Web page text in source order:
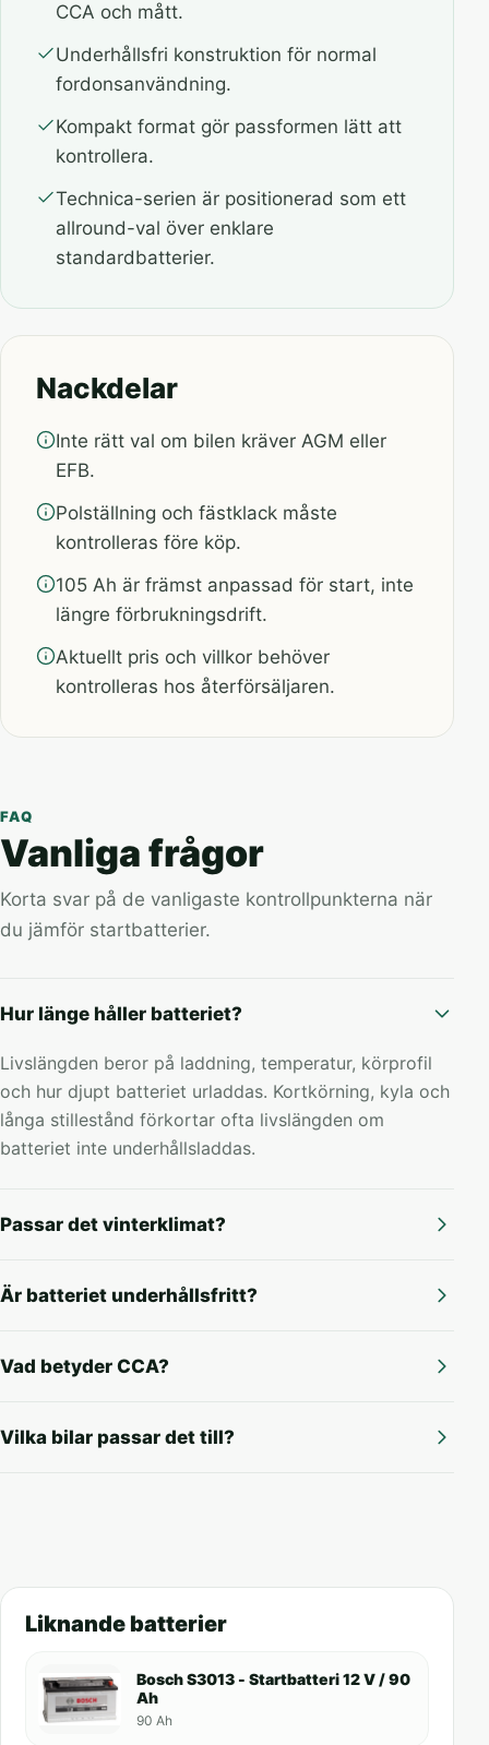
CCA och mått.
Underhållsfri konstruktion för normal
fordonsanvändning.
Kompakt format gör passformen lätt att
kontrollera.
Technica-serien är positionerad som ett
allround-val över enklare
standardbatterier.
Nackdelar
Inte rätt val om bilen kräver AGM eller
EFB.
Polställning och fästklack måste
kontrolleras före köp.
105 Ah är främst anpassad för start, inte
längre förbrukningsdrift.
Aktuellt pris och villkor behöver
kontrolleras hos återförsäljaren.
FAQ
Vanliga frågor
Korta svar på de vanligaste kontrollpunkterna när
du jämför startbatterier.
Hur länge håller batteriet?
Livslängden beror på laddning, temperatur, körprofil
och hur djupt batteriet urladdas. Kortkörning, kyla och
långa stillestånd förkortar ofta livslängden om
batteriet inte underhållsladdas.
Passar det vinterklimat?
Är batteriet underhållsfritt?
Vad betyder CCA?
Vilka bilar passar det till?
Liknande batterier
Bosch S3013 - Startbatteri 12 V / 90
Ah
90 Ah